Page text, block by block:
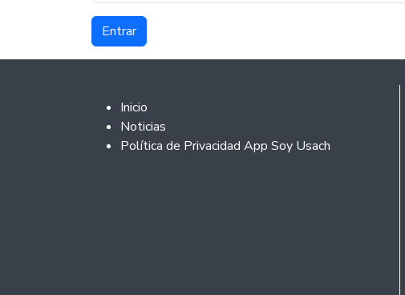
Footer 2
Inicio
Noticias
Política de Privacidad App Soy Usach